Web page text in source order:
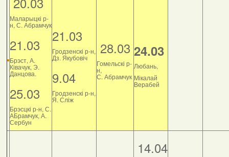
Маларыцкі р-
н, С. Абрамчук
21.03
Брэст, А.
Ківачук, Э.
Данцова.
25.03
Брэсцкі р-н, С.
АБрамчук, А.
Сербун
21.03
Гродзенскі р-н,
Дз. Якубовіч
9.04
Гродзенскі р-н,
Я. Сліж
28.03
Гомельскі р-
н,
С. Абрамчук
24.03
Любань,
Мікалай
Верабей
14.04